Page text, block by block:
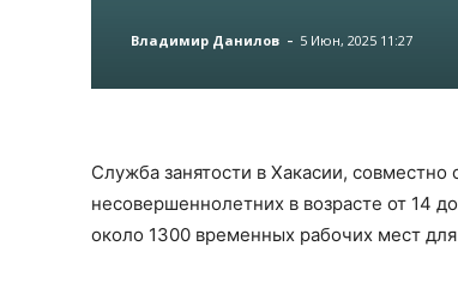
Владимир Данилов - 5 Июн, 2025 11:27
Служба занятости в Хакасии,
несовершеннолетних в возрасте от 14
около 1300 временных рабочих мест